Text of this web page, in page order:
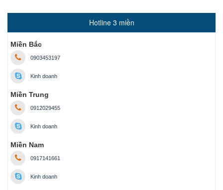
Hotline 3 miền
Miền Bắc
0903453197
Kinh doanh
Miền Trung
0912029455
Kinh doanh
Miền Nam
0917141661
Kinh doanh